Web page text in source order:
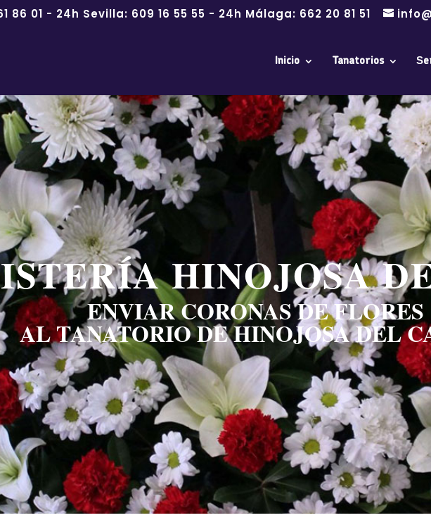
86 01 - 24h Sevilla: 609 16 55 55 - 24h Málaga: 662 20 81 51
Inicio Tanatorios
HINOJOSA
ENVIAR CORONAS DE FLORES
AL TANATORIO DE HINOJOSA DEL